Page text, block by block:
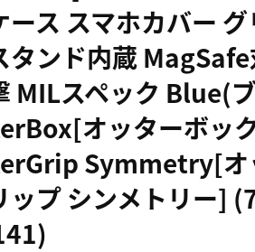
ース スマホカバー
タンド内蔵
MILスペック Blue(
オッターボッ
Symmetry[オ
ップ シンメトリー]